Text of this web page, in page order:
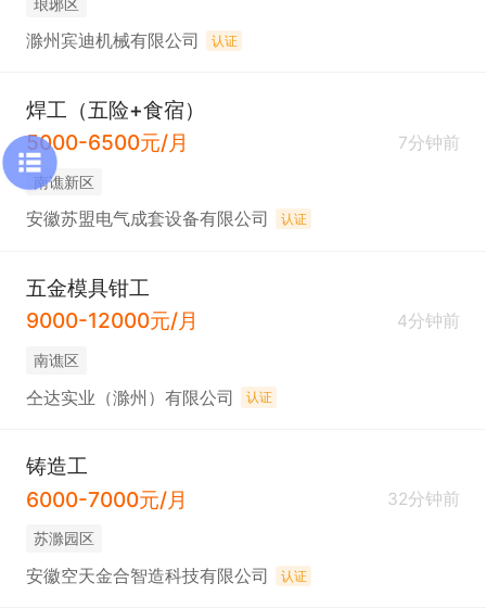
滁州宾迪机械有限公司 认证
焊工（五险+食宿）
5000-6500元/月
7分钟前
南谯新区
安徽苏盟电气成套设备有限公司 认证
五金模具钳工
9000-12000元/月
4分钟前
南谯区
仝达实业（滁州）有限公司 认证
铸造工
6000-7000元/月
32分钟前
苏滁园区
安徽空天金合智造科技有限公司 认证